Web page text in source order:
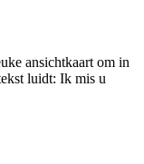
ansichtkaart om in
luidt: Ik mis u